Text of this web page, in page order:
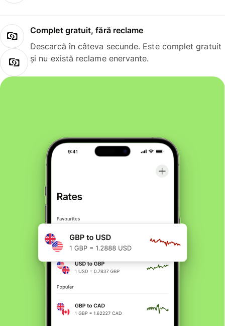
Complet gratuit, fără reclame
Descarcă în câteva secunde. Este complet gratuit
și nu există reclame enervante.